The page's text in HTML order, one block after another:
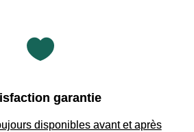

garantie
disponibles avant et après